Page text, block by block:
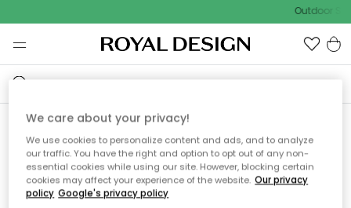
Outdoor
Emme valitettavasti löydä
etsimääsi sivua
We care about your privacy!
We use cookies to personalize content and ads, and to analyze
our traffic. You have the right and option to opt out of any non-
essential cookies while using our site. However, blocking certain
cookies may affect your experience of the website. Our privacy
policy Google's privacy policy